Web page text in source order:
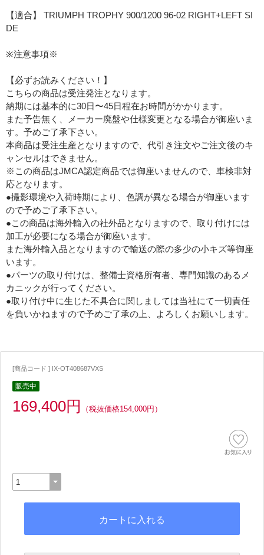
【適合】 TRIUMPH TROPHY 900/1200 96-02 RIGHT+LEFT SI
DE
※注意事項※
【必ずお読みください！】
こちらの商品は受注発注となります。
納期には基本的に30日〜45日程在お時間がかかります。
また予告無く、メーカー廃盤や仕様変更となる場合が御座いま
す。予めご了承下さい。
本商品は受注生産となりますので、代引き注文やご注文後のキ
ャンセルはできません。
※この商品はJMCA認定商品では御座いませんので、車検非対
応となります。
●撮影環境や入荷時期により、色調が異なる場合が御座います
ので予めご了承下さい。
●この商品は海外輸入の社外品となりますので、取り付けには
加工が必要になる場合が御座います。
また海外輸入品となりますので輸送の際の多少の小キズ等御座
います。
●パーツの取り付けは、整備士資格所有者、専門知識のあるメ
カニックが行ってください。
●取り付け中に生じた不具合に関しましては当社にて一切責任
を負いかねますので予めご了承の上、よろしくお願いします。
[商品コード ] IX-OT408687VXS
販売中
169,400円 （税抜価格154,000円）